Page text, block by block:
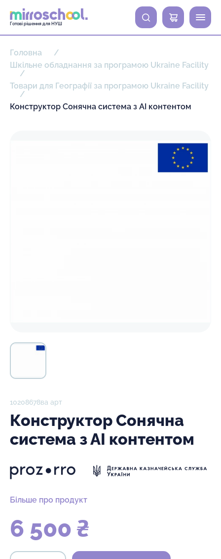
Готові рішення для НУШ
0
Головна
Шкільне обладнання за програмою Ukraine Facility
Товари для Географії за програмою Ukraine Facility
Конструктор Сонячна система з АІ контентом
10208678ва арт
Конструктор Сонячна
система з АІ контентом
Більше про продукт
6 500 ₴